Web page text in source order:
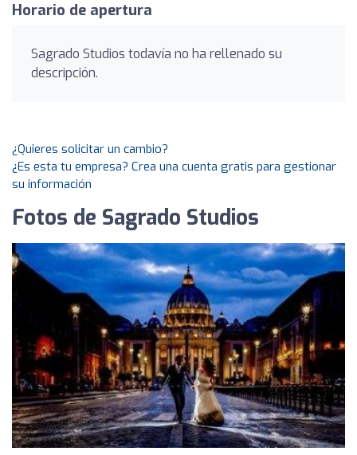
Horario de apertura
Sagrado Studios todavía no ha rellenado su
descripción.
¿Quieres solicitar un cambio?
¿Es esta tu empresa? Crea una cuenta gratis para gestionar
su información
Fotos de Sagrado Studios